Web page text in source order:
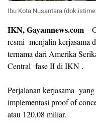
Ibu Kota Nusantara
IKN, Gayamnews.com–
resmi menjalin kerjasama
ternama dari Amerika
Central fase II di IKN .
Perjalanan kerjasama
implementasi proof of
atau 120,08 miliar.